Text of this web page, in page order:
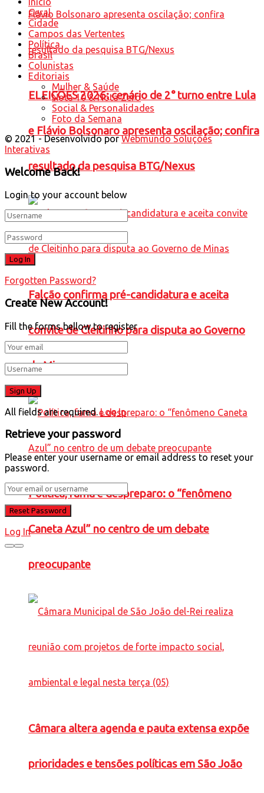
ELEIÇÕES 2026: cenário de 2° turno entre Lula
e Flávio Bolsonaro apresenta oscilação; confira
resultado da pesquisa BTG/Nexus
Falcão confirma pré-candidatura e aceita
convite de Cleitinho para disputa ao Governo
de Minas
Política, fama e despreparo: o “fenômeno
Caneta Azul” no centro de um debate
preocupante
Câmara altera agenda e pauta extensa expõe
prioridades e tensões políticas em São João
Geral
Cidade
Campos das Vertentes
Política
Brasil
Colunistas
Editoriais
Mulher & Saúde
Nota 10 & Nota Zero
Social & Personalidades
Foto da Semana
© 2021 - Desenvolvido porWebmundo Soluções
Interativas
Welcome Back!
Login to your account below
Forgotten Password?
Create New Account!
Fill the forms bellow to register
All fields are required. Log In
Retrieve your password
Please enter your username or email address to reset your
password.
Log In